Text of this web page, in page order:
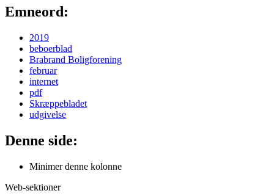
Emneord:
2019
beboerblad
Brabrand Boligforening
februar
internet
pdf
Skræppebladet
udgivelse
Denne side:
Minimer denne kolonne
Web-sektioner